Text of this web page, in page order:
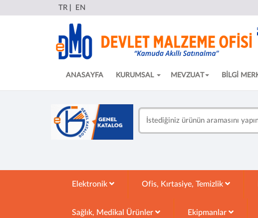
TR EN
ANASAYFA KURUMSAL MEVZUAT BİLGİ
Elektronik Ofis, Kırtasiye, Temizlik
Sağlık, Medikal Ürünler Ekipmanlar